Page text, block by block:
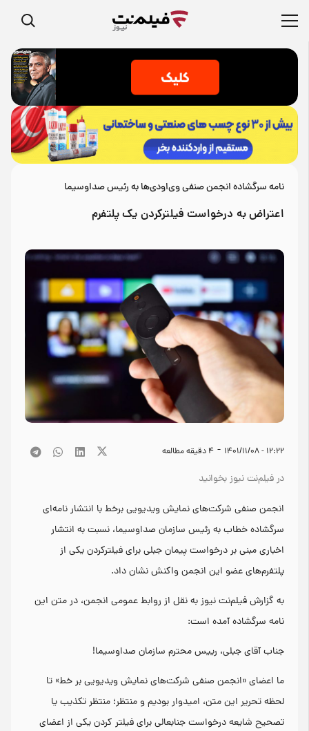
نامه سرگشاده انجمن صنفی وی‌اودی‌ها به رئیس صداوسیما
اعتراض به درخواست فیلترکردن یک پلتفرم
۱۲:۲۲ - ۱۴۰۱/۱۱/۰۸ -
4 دقیقه مطالعه
در فیلم‌نت نیوز بخوانید
انجمن صنفی شرکت‌های نمایش ویدیویی برخط با انتشار نامه‌ای
سرگشاده خطاب به رئیس سازمان صداوسیما، نسبت به انتشار
اخباری مبنی بر درخواست پیمان جبلی برای فیلترکردن یکی از
پلتفرم‌های عضو این انجمن واکنش نشان داد.
به گزارش فیلم‌نت نیوز به نقل از روابط عمومی انجمن، در متن این
نامه سرگشاده آمده است:
جناب آقای جبلی، رییس محترم سازمان صداوسیما!
ما اعضای «انجمن صنفی شرکت‌های نمایش ویدیویی بر خط» تا
لحظه تحریر این متن، امیدوار بودیم و منتظر؛ منتظر تکذیب یا
تصحیح شایعه درخواست جنابعالی برای فیلتر کردن یکی از اعضای